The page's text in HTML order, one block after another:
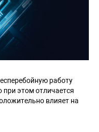
работу
этом отличается
влияет на